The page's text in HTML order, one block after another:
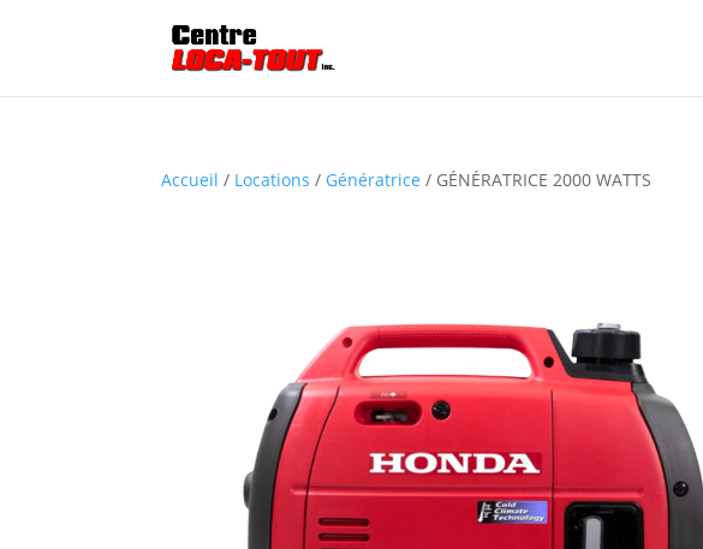
Accueil / Locations / Génératrice / GÉNÉRATRICE 2000 WATTS